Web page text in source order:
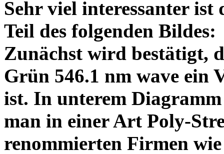
Sehr viel interessanter
Teil des folgenden
Zunächst wird bestätigt,
Grün 546.1 nm wave ein
ist. In unterem
man in einer Art Poly-
renommierten Firmen